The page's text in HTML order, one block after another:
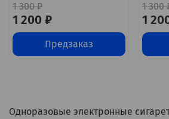
1 300 ₽
1 200 ₽
Предзаказ
1 300
1
Одноразовые электронные